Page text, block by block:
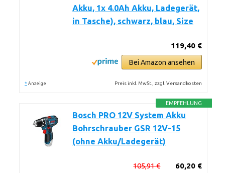
Akku, 1x 4.0Ah Akku, Ladegerät,
in Tasche), schwarz, blau, Size
119,40 €
Bei Amazon ansehen
* Anzeige Preis inkl. MwSt., zzgl. Versandkosten
EMPFEHLUNG
Bosch PRO 12V System Akku
Bohrschrauber GSR 12V-15
(ohne Akku/Ladegerät)
60,20 €
105,91 €